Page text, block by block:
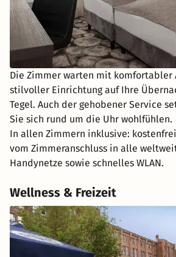
Die Zimmer warten mit komfortabler
stilvoller Einrichtung auf Ihre
Tegel. Auch der gehobener Service
Sie sich rund um die Uhr wohlfühlen.
In allen Zimmern inklusive:
vom Zimmeranschluss in alle
Handynetze sowie schnelles WLAN.
Wellness & Freizeit